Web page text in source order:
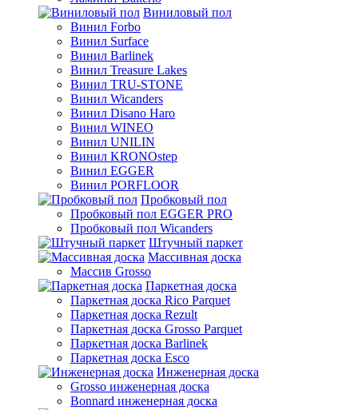
Виниловый пол
Винил Forbo
Винил Surface
Винил Barlinek
Винил Treasure Lakes
Винил TRU-STONE
Винил Wicanders
Винил Disano Haro
Винил WINEO
Винил UNILIN
Винил KRONOstep
Винил EGGER
Винил PORFLOOR
Пробковый пол
Пробковый пол EGGER PRO
Пробковый пол Wicanders
Штучный паркет
Массивная доска
Массив Grosso
Паркетная доска
Паркетная доска Rico Parquet
Паркетная доска Rezult
Паркетная доска Grosso Parquet
Паркетная доска Barlinek
Паркетная доска Esco
Инженерная доска
Grosso инженерная доска
Bonnard инженерная доска